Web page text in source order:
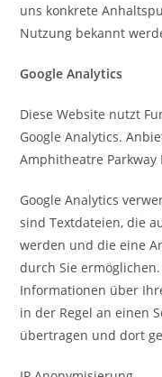
uns konkrete
Nutzung bekannt
Google Analytics
Diese Website nutzt
Google Analytics.
Amphitheatre Parkway
Google Analytics
sind Textdateien, die
werden und die eine
durch Sie
Informationen über
in der Regel an einen
übertragen und dort